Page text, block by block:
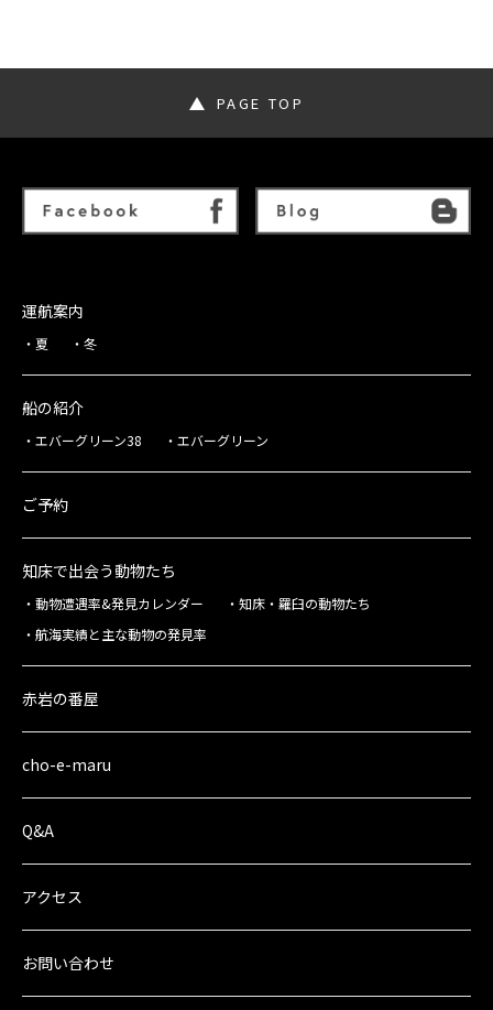
PAGE TOP
運航案内
夏 冬
船の紹介
エバーグリーン38 エバーグリーン
ご予約
知床で出会う動物たち
動物遭遇率&発見カレンダー
知床・羅臼の動物たち
航海実績と主な動物の発見率
赤岩の番屋
cho-e-maru
Q&A
アクセス
お問い合わせ